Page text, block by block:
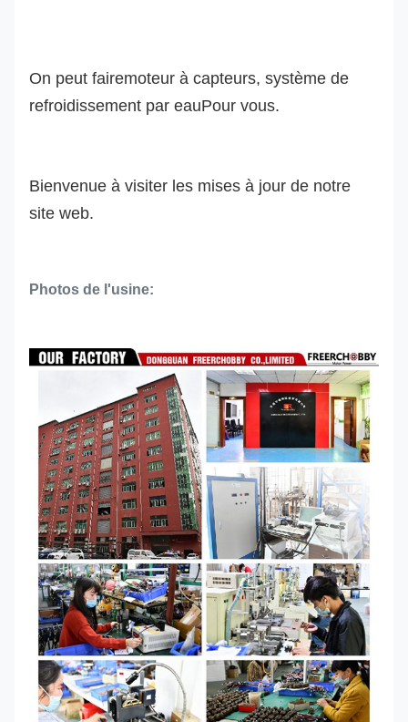
On peut fairemoteur à capteurs, système de
refroidissement par eauPour vous.
Bienvenue à visiter les mises à jour de notre
site web.
Photos de l'usine: